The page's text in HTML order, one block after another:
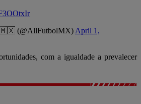
(@AllFutbolMX) April 1,
com a igualdade a prevalecer